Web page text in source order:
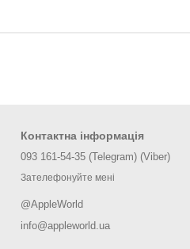
Контактна інформація
093 161-54-35 (Telegram) (Viber)
Зателефонуйте мені
@AppleWorld
info@appleworld.ua